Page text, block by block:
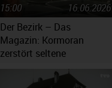
Der Bezirk – Das
Magazin: Kormoran
zerstört seltene
16.06.2026
15:00